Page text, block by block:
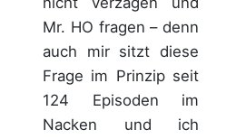
Mr. HO fragen – denn
auch mir sitzt diese
Frage im Prinzip seit
124 Episoden im
Nacken und ich